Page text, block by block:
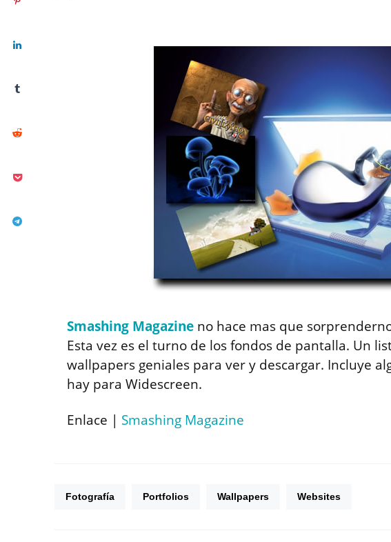
Smashing Magazine no hace mas que
Esta vez es el turno de los fondos de pantalla. Un
wallpapers geniales para ver y descargar. Incluye
hay para Widescreen.
Enlace | Smashing Magazine
Fotografía Portfolios Wallpapers Websites